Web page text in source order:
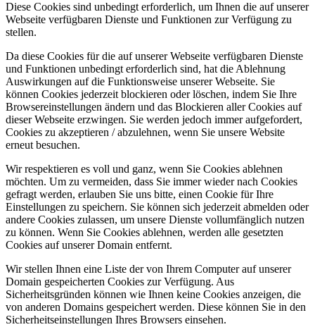
Diese Cookies sind unbedingt erforderlich, um Ihnen die auf unserer
Webseite verfügbaren Dienste und Funktionen zur Verfügung zu
stellen.
Da diese Cookies für die auf unserer Webseite verfügbaren Dienste
und Funktionen unbedingt erforderlich sind, hat die Ablehnung
Auswirkungen auf die Funktionsweise unserer Webseite. Sie
können Cookies jederzeit blockieren oder löschen, indem Sie Ihre
Browsereinstellungen ändern und das Blockieren aller Cookies auf
dieser Webseite erzwingen. Sie werden jedoch immer aufgefordert,
Cookies zu akzeptieren / abzulehnen, wenn Sie unsere Website
erneut besuchen.
Wir respektieren es voll und ganz, wenn Sie Cookies ablehnen
möchten. Um zu vermeiden, dass Sie immer wieder nach Cookies
gefragt werden, erlauben Sie uns bitte, einen Cookie für Ihre
Einstellungen zu speichern. Sie können sich jederzeit abmelden oder
andere Cookies zulassen, um unsere Dienste vollumfänglich nutzen
zu können. Wenn Sie Cookies ablehnen, werden alle gesetzten
Cookies auf unserer Domain entfernt.
Wir stellen Ihnen eine Liste der von Ihrem Computer auf unserer
Domain gespeicherten Cookies zur Verfügung. Aus
Sicherheitsgründen können wie Ihnen keine Cookies anzeigen, die
von anderen Domains gespeichert werden. Diese können Sie in den
Sicherheitseinstellungen Ihres Browsers einsehen.